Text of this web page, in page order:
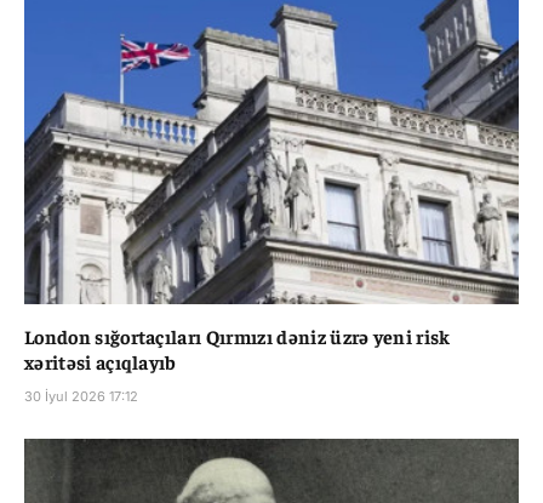
London sığortaçıları Qırmızı dəniz üzrə yeni risk
xəritəsi açıqlayıb
30 İyul 2026 17:12